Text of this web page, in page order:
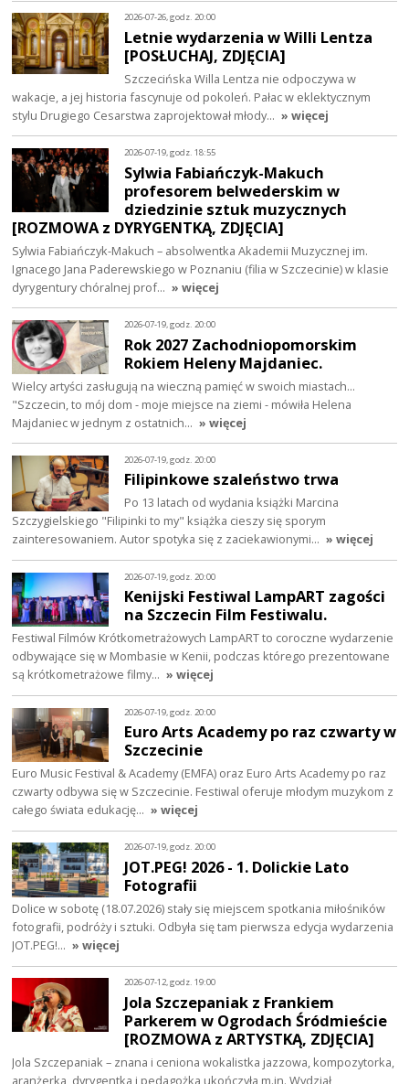
2026-07-26, godz. 20:00
Letnie wydarzenia w Willi Lentza
[POSŁUCHAJ, ZDJĘCIA]
Szczecińska Willa Lentza nie odpoczywa w
wakacje, a jej historia fascynuje od pokoleń. Pałac w eklektycznym
stylu Drugiego Cesarstwa zaprojektował młody… » więcej
2026-07-19, godz. 18:55
Sylwia Fabiańczyk-Makuch
profesorem belwederskim w
dziedzinie sztuk muzycznych
[ROZMOWA z DYRYGENTKĄ, ZDJĘCIA]
Sylwia Fabiańczyk-Makuch – absolwentka Akademii Muzycznej im.
Ignacego Jana Paderewskiego w Poznaniu (filia w Szczecinie) w klasie
dyrygentury chóralnej prof… » więcej
2026-07-19, godz. 20:00
Rok 2027 Zachodniopomorskim
Rokiem Heleny Majdaniec.
Wielcy artyści zasługują na wieczną pamięć w swoich miastach...
"Szczecin, to mój dom - moje miejsce na ziemi - mówiła Helena
Majdaniec w jednym z ostatnich… » więcej
2026-07-19, godz. 20:00
Filipinkowe szaleństwo trwa
Po 13 latach od wydania książki Marcina
Szczygielskiego "Filipinki to my" książka cieszy się sporym
zainteresowaniem. Autor spotyka się z zaciekawionymi… » więcej
2026-07-19, godz. 20:00
Kenijski Festiwal LampART zagości
na Szczecin Film Festiwalu.
Festiwal Filmów Krótkometrażowych LampART to coroczne wydarzenie
odbywające się w Mombasie w Kenii, podczas którego prezentowane
są krótkometrażowe filmy… » więcej
2026-07-19, godz. 20:00
Euro Arts Academy po raz czwarty w
Szczecinie
Euro Music Festival & Academy (EMFA) oraz Euro Arts Academy po raz
czwarty odbywa się w Szczecinie. Festiwal oferuje młodym muzykom z
całego świata edukację… » więcej
2026-07-19, godz. 20:00
JOT.PEG! 2026 - 1. Dolickie Lato
Fotografii
Dolice w sobotę (18.07.2026) stały się miejscem spotkania miłośników
fotografii, podróży i sztuki. Odbyła się tam pierwsza edycja wydarzenia
JOT.PEG!… » więcej
2026-07-12, godz. 19:00
Jola Szczepaniak z Frankiem
Parkerem w Ogrodach Śródmieście
[ROZMOWA z ARTYSTKĄ, ZDJĘCIA]
Jola Szczepaniak – znana i ceniona wokalistka jazzowa, kompozytorka,
aranżerka, dyrygentka i pedagożka ukończyła m.in. Wydział